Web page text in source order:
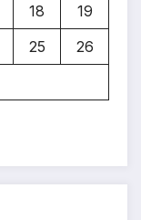
18
19
25
26